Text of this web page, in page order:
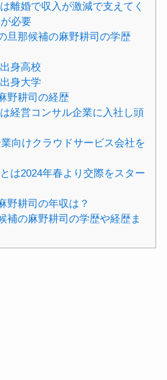
離婚で収入が激減で支えてく
必要
旦那候補の麻野耕司の学歴
身高校
身大学
野耕司の経歴
経営コンサル企業に入社し頭
向けクラウドサービス会社を
は2024年春より交際をスター
野耕司の年収は？
補の麻野耕司の学歴や経歴ま